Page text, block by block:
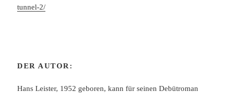
tunnel-2/
DER AUTOR:
Hans Leister, 1952 geboren, kann für seinen Debütroman